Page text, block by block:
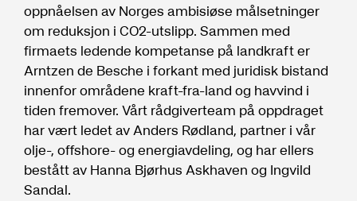
oppnåelsen av Norges ambisiøse målsetninger
om reduksjon i CO2-utslipp. Sammen med
firmaets ledende kompetanse på landkraft er
Arntzen de Besche i forkant med juridisk bistand
innenfor områdene kraft-fra-land og havvind i
tiden fremover. Vårt rådgiverteam på oppdraget
har vært ledet av Anders Rødland, partner i vår
olje-, offshore- og energiavdeling, og har ellers
bestått av Hanna Bjørhus Askhaven og Ingvild
Sandal.